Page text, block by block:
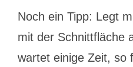
Noch ein Tipp: Legt
mit der Schnittfläche
wartet einige Zeit, so